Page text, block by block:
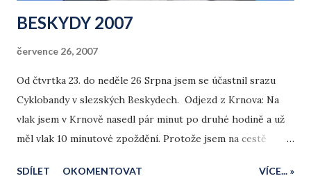
BESKYDY 2007
července 26, 2007
Od čtvrtka 23. do neděle 26 Srpna jsem se účastnil srazu
Cyklobandy v slezských Beskydech. Odjezd z Krnova: Na
vlak jsem v Krnově nasedl pár minut po druhé hodině a už
měl vlak 10 minutové zpoždění. Protože jsem na cestě
SDÍLET OKOMENTOVAT VÍCE... »